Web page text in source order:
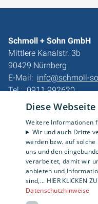
Schmoll + Sohn GmbH
Mittlere Kanalstr. 3b
90429 Nürnberg
E-Mail: info@schmoll-
Tel.: 0911 992620
Impressum
Datenschutzerklärung
AGB
Diese
Weitere Informationen
Wir und auch Dritte
werden bzw. auf
uns und den
verarbeitet, damit wir
anbieten und
sind,... HIER KLICKEN
Datenschutzhinweise